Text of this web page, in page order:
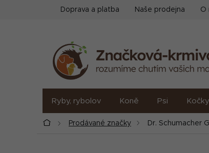
Doprava a platba Naše prodejna O
Ryby, rybolov Koně Psi Kočky
DomůProdávané značky Dr. Schumacher